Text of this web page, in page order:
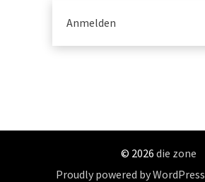
Anmelden
© 2026 die zone
Proudly powered by WordPress